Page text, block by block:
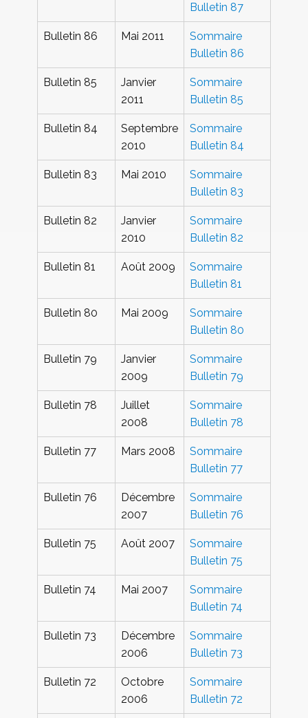
Bulletin 87
Bulletin 86 Mai 2011
Sommaire
Bulletin 86
Bulletin 85
Janvier
2011
Sommaire
Bulletin 85
Bulletin 84
Septembre
2010
Sommaire
Bulletin 84
Bulletin 83 Mai 2010
Sommaire
Bulletin 83
Bulletin 82
Janvier
2010
Sommaire
Bulletin 82
Bulletin 81 Août 2009
Sommaire
Bulletin 81
Bulletin 80 Mai 2009
Sommaire
Bulletin 80
Bulletin 79
Janvier
2009
Sommaire
Bulletin 79
Bulletin 78
Juillet
2008
Sommaire
Bulletin 78
Bulletin 77 Mars 2008
Sommaire
Bulletin 77
Bulletin 76
Décembre
2007
Sommaire
Bulletin 76
Bulletin 75 Août 2007
Sommaire
Bulletin 75
Bulletin 74 Mai 2007
Sommaire
Bulletin 74
Bulletin 73
Décembre
2006
Sommaire
Bulletin 73
Bulletin 72
Octobre
2006
Sommaire
Bulletin 72